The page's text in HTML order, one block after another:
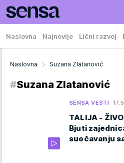
Naslovna Najnovije Lični razvoj
Naslovna Suzana Zlatanović
#Suzana Zlatanović
SENSA VESTI
TALIJA -
Bjuti
suočavanju